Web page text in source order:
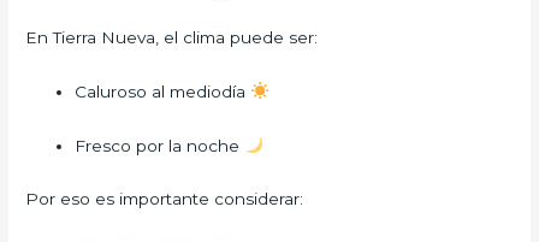
En Tierra Nueva, el clima puede ser:
Caluroso al mediodía
Fresco por la noche
Por eso es importante considerar: